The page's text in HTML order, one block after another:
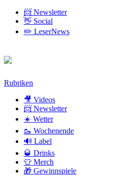
📨 Newsletter
👋 Social
✏️ LeserNews
Zum
Rubriken
🎥 Videos
📨 Newsletter
☀️ Wetter
🥾 Wochenende
🔊 Label
🥃 Drinks
👕 Merch
🎁 Gewinnspiele